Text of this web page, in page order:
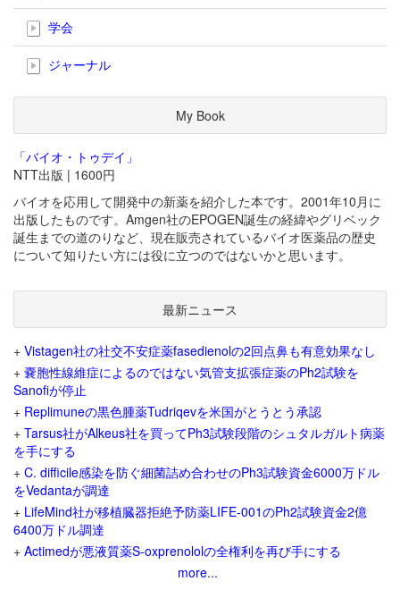
学会
ジャーナル
My Book
「バイオ・トゥデイ」
NTT出版 | 1600円
バイオを応用して開発中の新薬を紹介した本です。2001年10月に
出版したものです。Amgen社のEPOGEN誕生の経緯やグリベック
誕生までの道のりなど、現在販売されているバイオ医薬品の歴史
について知りたい方には役に立つのではないかと思います。
最新ニュース
+ Vistagen社の社交不安症薬fasedienolの2回点鼻も有意効果なし
+ 嚢胞性線維症によるのではない気管支拡張症薬のPh2試験を
Sanofiが停止
+ Replimuneの黒色腫薬Tudriqevを米国がとうとう承認
+ Tarsus社がAlkeus社を買ってPh3試験段階のシュタルガルト病薬
を手にする
+ C. difficile感染を防ぐ細菌詰め合わせのPh3試験資金6000万ドル
をVedantaが調達
+ LifeMind社が移植臓器拒絶予防薬LIFE-001のPh2試験資金2億
6400万ドル調達
+ Actimedが悪液質薬S-oxprenololの全権利を再び手にする
more...